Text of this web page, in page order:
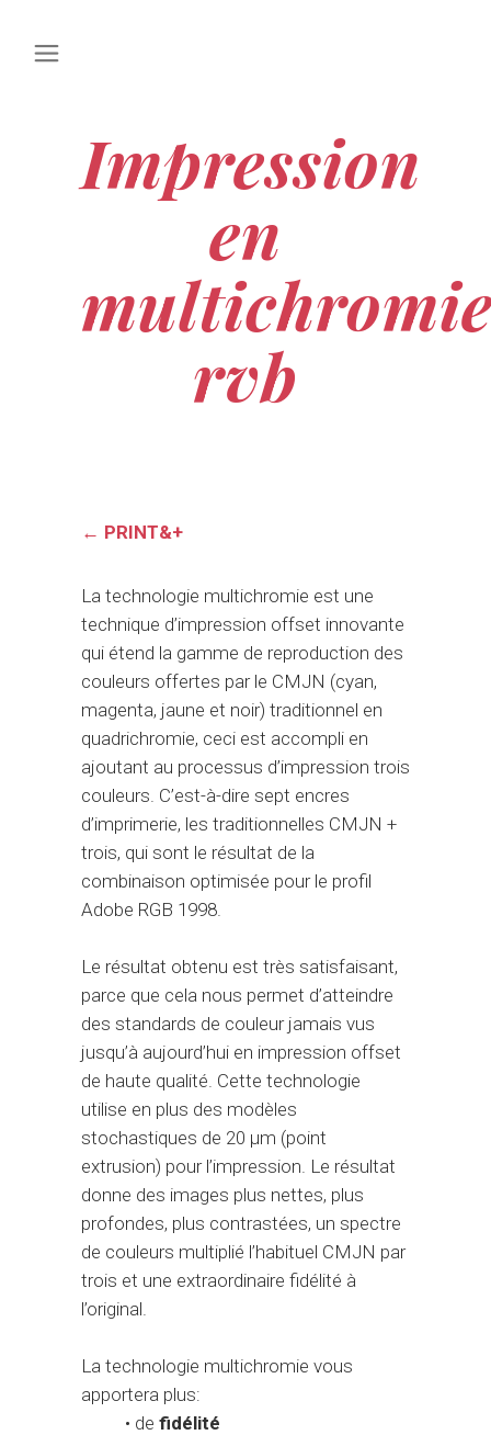
Impression
en
rvb
← PRINT&+
La technologie multichromie est une
technique d’impression offset innovante
qui étend la gamme de reproduction des
couleurs offertes par le CMJN (cyan,
magenta, jaune et noir) traditionnel en
quadrichromie, ceci est accompli en
ajoutant au processus d’impression trois
couleurs. C’est-à-dire sept encres
d’imprimerie, les traditionnelles CMJN +
trois, qui sont le résultat de la
combinaison optimisée pour le profil
Adobe RGB 1998.
Le résultat obtenu est très satisfaisant,
parce que cela nous permet d’atteindre
des standards de couleur jamais vus
jusqu’à aujourd’hui en impression offset
de haute qualité. Cette technologie
utilise en plus des modèles
stochastiques de 20 μm (point
extrusion) pour l’impression. Le résultat
donne des images plus nettes, plus
profondes, plus contrastées, un spectre
de couleurs multiplié l’habituel CMJN par
trois et une extraordinaire fidélité à
l’original.
La technologie multichromie vous
apportera plus:
• de fidélité